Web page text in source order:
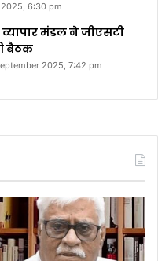
2025, 6:30 pm
व्यापार मंडल ने जीएसटी
बैठक
2025, 7:42 pm